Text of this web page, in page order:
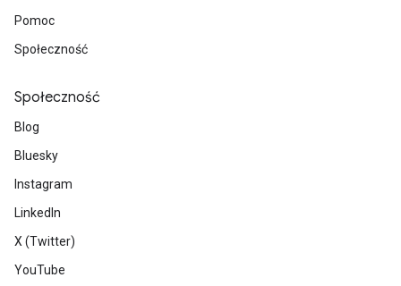
Pomoc
Społeczność
Społeczność
Blog
Bluesky
Instagram
LinkedIn
X (Twitter)
YouTube